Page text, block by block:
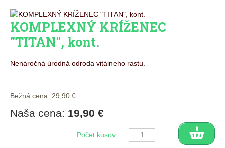
KOMPLEXNÝ KRÍŽENEC
"TITAN", kont.
Nenáročná úrodná odroda vitálneho rastu.
Bežná cena: 29,90 €
Naša cena: 19,90 €
Počet kusov